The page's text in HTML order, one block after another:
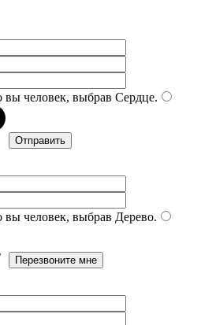
вы человек, выбрав Сердце.
вы человек, выбрав Дерево.